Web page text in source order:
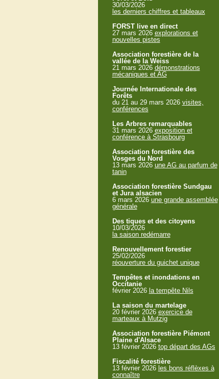
30/03/2026
les derniers chiffres et tableaux
FORST live en direct
27 mars 2026 explorations et
nouvelles pistes
Association forestière de la
vallée de la Weiss
21 mars 2026 démonstrations
mécaniques et AG
Journée Internationale des
Forêts
du 21 au 29 mars 2026 visites,
conférences
Les Arbres remarquables
31 mars 2026 exposition et
conférence à Strasbourg
Association forestière des
Vosges du Nord
13 mars 2026 une AG au parfum de
tanin
Association forestière Sundgau
et Jura alsacien
6 mars 2026 une grande assemblée
générale
Des tiques et des citoyens
10/03/2026
la saison redémarre
Renouvellement forestier
25/02/2026
réouverture du guichet unique
Tempêtes et inondations en
Occitanie
février 2026 la tempête Nils
La saison du martelage
20 février 2026 exercice de
marteaux à Mutzig
Association forestière Piémont
Plaine d'Alsace
13 février 2026 top départ des AGs
Fiscalité forestière
13 février 2026 les bons réflèxes à
connaître